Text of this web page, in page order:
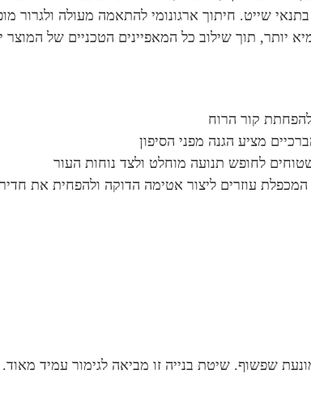
יותר, תוך שילוב כל המאפיינים הטכניים של המוצר
להפחתת קור הרוח
מציע הגנה מפני הסיפון
לחופש תנועה מוחלט ולצד נוחות העור
המכפלת עוזרים ליצור אטימה הדוקה ולהפחית את
שפשוף. שיטת בנייה זו מביאה לגימור עמיד מאוד.